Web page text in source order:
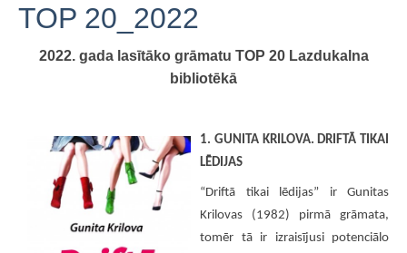
PAR BIBLIOTĒKU
NOVADPĒTNIECĪBA
VIRTUĀLĀS IZSTĀDES
TOP 20_2025
TOP 20_2024
TOP 20_2022
2022. gada lasītāko grāmatu TOP 20 Lazdukalna
bibliotēkā
1. GUNITA KRILOVA. DRIFTĀ TIKAI
LĒDIJAS
“Driftā tikai lēdijas” ir Gunitas
Krilovas (1982) pirmā grāmata,
tomēr tā ir izraisījusi potenciālo